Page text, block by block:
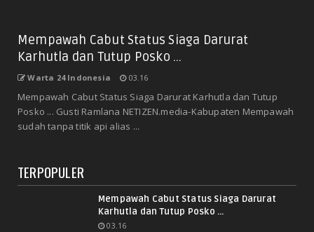
Mempawah Cabut Status Siaga Darurat
Karhutla dan Tutup Posko ...
Warta 24 Indonesia 03.16
Mempawah Cabut Status Siaga Darurat Karhutla dan Tutup
Posko ... Gusti Ramlana NETIZEN.media-Kabupaten Mempawah
sudah tanpa titik api alias ...
TERPOPULER
Mempawah Cabut Status Siaga Darurat
Karhutla dan Tutup Posko ...
03.16